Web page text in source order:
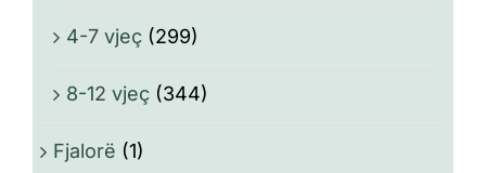
4-7 vjeç (299)
8-12 vjeç (344)
Fjalorë (1)